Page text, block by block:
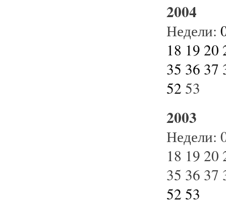
2004
Недели:
18 19 20
35 36 37
52 53
2003
Недели:
18 19 20
35 36 37
52 53